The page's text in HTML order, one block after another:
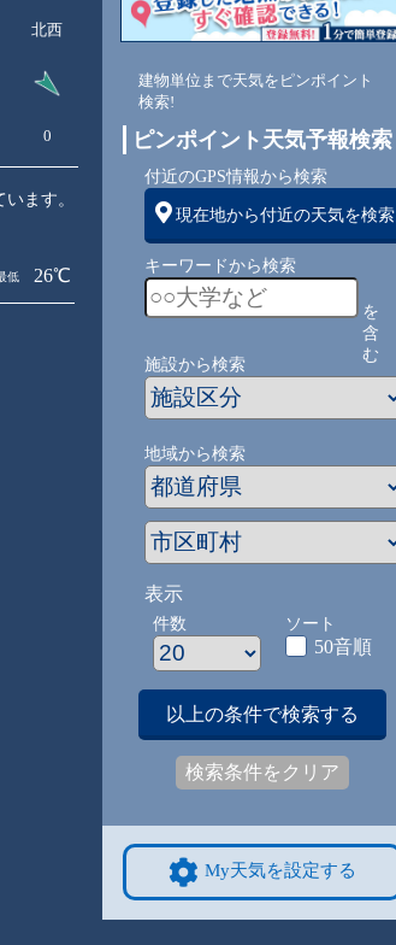
北西 北西 北西 北西
0 1 1 1 2
ます。
低 26℃
建物単位まで天気をピンポイント
検索!
ピンポイント天気予報検索
付近のGPS情報から検索
現在地から付近の天気を検索
キーワードから検索
を
含
む
施設から検索
地域から検索
表示
件数 ソート
50音順
以上の条件で検索する
検索条件をクリア
My天気を設定する